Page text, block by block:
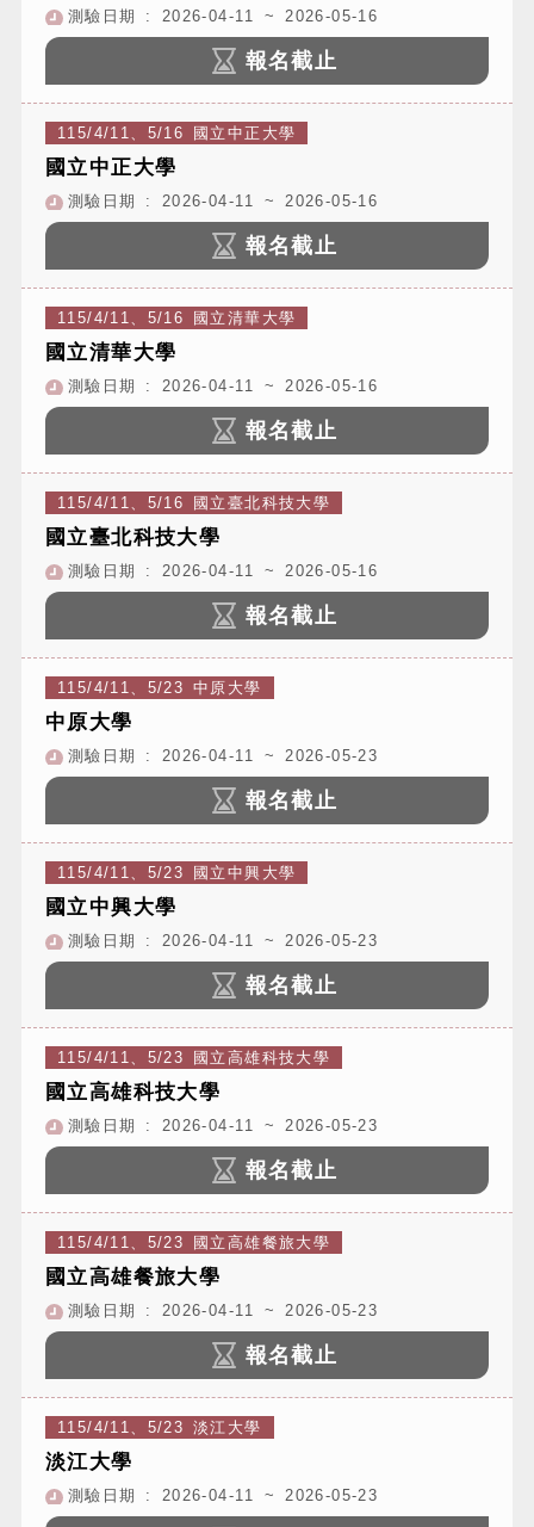
測驗日期 : 2026-04-11 ~ 2026-05-16
報名截止
115/4/11、5/16 國立中正大學
國立中正大學
測驗日期 : 2026-04-11 ~ 2026-05-16
報名截止
115/4/11、5/16 國立清華大學
國立清華大學
測驗日期 : 2026-04-11 ~ 2026-05-16
報名截止
115/4/11、5/16 國立臺北科技大學
國立臺北科技大學
測驗日期 : 2026-04-11 ~ 2026-05-16
報名截止
115/4/11、5/23 中原大學
中原大學
測驗日期 : 2026-04-11 ~ 2026-05-23
報名截止
115/4/11、5/23 國立中興大學
國立中興大學
測驗日期 : 2026-04-11 ~ 2026-05-23
報名截止
115/4/11、5/23 國立高雄科技大學
國立高雄科技大學
測驗日期 : 2026-04-11 ~ 2026-05-23
報名截止
115/4/11、5/23 國立高雄餐旅大學
國立高雄餐旅大學
測驗日期 : 2026-04-11 ~ 2026-05-23
報名截止
115/4/11、5/23 淡江大學
淡江大學
測驗日期 : 2026-04-11 ~ 2026-05-23